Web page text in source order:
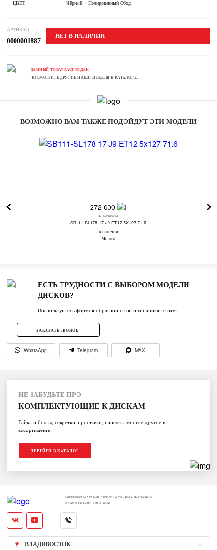
ЦВЕТ Чёрный + Полированный Обод
АРТИКУЛ
0000001887
НЕТ В НАЛИЧИИ
ДАННЫЙ ТОВАР РАСПРОДАН.
ПОСМОТРИТЕ ДРУГИЕ НАШИ МОДЕЛИ В КАТАЛОГЕ.
ВОЗМОЖНО ВАМ ТАКЖЕ ПОДОЙДУТ ЭТИ МОДЕЛИ
272 000
за комплект
SB111-SL178 17 J9 ET12 5X127 71.6
в наличии
Москва
ЕСТЬ ТРУДНОСТИ С ВЫБОРОМ МОДЕЛИ
ДИСКОВ?
Воспользуйтесь формой обратной связи или напишите нам.
ЗАКАЗАТЬ ЗВОНОК
WhatsApp Telegram MAX
НЕ ЗАБУДЬТЕ ПРО
КОМПЛЕКТУЮЩИЕ К ДИСКАМ
Гайки и болты, секретки, проставки, нипеля и многое другое в
ассортименте.
ПЕРЕЙТИ В КАТАЛОГ
ИНТЕРНЕТ-МАГАЗИН ЛИТЫХ / КОВАНЫХ ДИСКОВ И
КОМПЛЕКТУЮЩИХ К НИМ
ВЛАДИВОСТОК